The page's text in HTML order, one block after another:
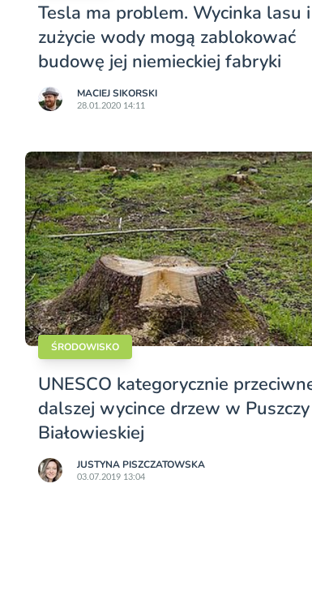
Tesla ma problem. Wycinka lasu i
zużycie wody mogą zablokować
budowę jej niemieckiej fabryki
MACIEJ SIKORSKI
28.01.2020 14:11
ŚRODOWISKO
UNESCO kategorycznie
dalszej wycince drzew w Puszczy
Białowieskiej
JUSTYNA PISZCZATOWSKA
03.07.2019 13:04